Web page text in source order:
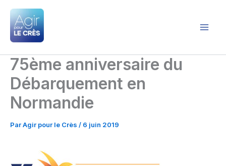
Aller
contenu
75ème anniversaire du
Débarquement en
Normandie
ParAgir pour le Crès / 6 juin 2019